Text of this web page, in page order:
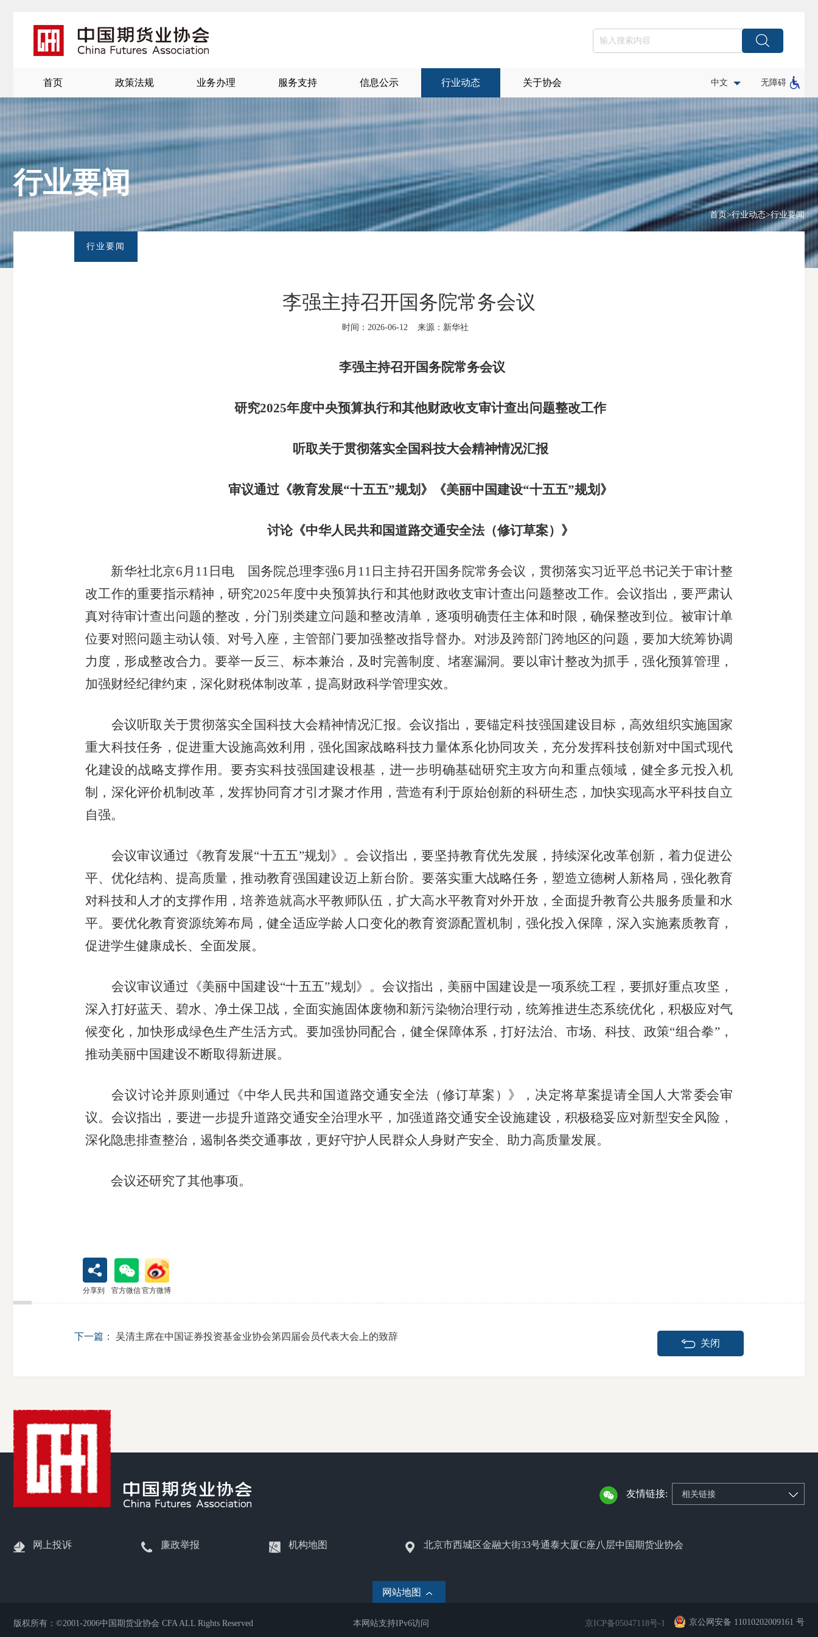
首页 政策法规 业务办理 服务支持 信息公示 行业动态 关于协会 中文 无障碍
行业要闻
首页>行业动态>行业要闻
行业要闻
李强主持召开国务院常务会议
时间：2026-06-12 来源：新华社
李强主持召开国务院常务会议
研究2025年度中央预算执行和其他财政收支审计查出问题整改工作
听取关于贯彻落实全国科技大会精神情况汇报
审议通过《教育发展“十五五”规划》《美丽中国建设“十五五”规划》
讨论《中华人民共和国道路交通安全法（修订草案）》
新华社北京6月11日电 国务院总理李强6月11日主持召开国务院常务会议，贯彻落实习近平总书记关于审计整
改工作的重要指示精神，研究2025年度中央预算执行和其他财政收支审计查出问题整改工作。会议指出，要严肃认
真对待审计查出问题的整改，分门别类建立问题和整改清单，逐项明确责任主体和时限，确保整改到位。被审计单
位要对照问题主动认领、对号入座，主管部门要加强整改指导督办。对涉及跨部门跨地区的问题，要加大统筹协调
力度，形成整改合力。要举一反三、标本兼治，及时完善制度、堵塞漏洞。要以审计整改为抓手，强化预算管理，
加强财经纪律约束，深化财税体制改革，提高财政科学管理实效。
会议听取关于贯彻落实全国科技大会精神情况汇报。会议指出，要锚定科技强国建设目标，高效组织实施国家
重大科技任务，促进重大设施高效利用，强化国家战略科技力量体系化协同攻关，充分发挥科技创新对中国式现代
化建设的战略支撑作用。要夯实科技强国建设根基，进一步明确基础研究主攻方向和重点领域，健全多元投入机
制，深化评价机制改革，发挥协同育才引才聚才作用，营造有利于原始创新的科研生态，加快实现高水平科技自立
自强。
会议审议通过《教育发展“十五五”规划》。会议指出，要坚持教育优先发展，持续深化改革创新，着力促进公
平、优化结构、提高质量，推动教育强国建设迈上新台阶。要落实重大战略任务，塑造立德树人新格局，强化教育
对科技和人才的支撑作用，培养造就高水平教师队伍，扩大高水平教育对外开放，全面提升教育公共服务质量和水
平。要优化教育资源统筹布局，健全适应学龄人口变化的教育资源配置机制，强化投入保障，深入实施素质教育，
促进学生健康成长、全面发展。
会议审议通过《美丽中国建设“十五五”规划》。会议指出，美丽中国建设是一项系统工程，要抓好重点攻坚，
深入打好蓝天、碧水、净土保卫战，全面实施固体废物和新污染物治理行动，统筹推进生态系统优化，积极应对气
候变化，加快形成绿色生产生活方式。要加强协同配合，健全保障体系，打好法治、市场、科技、政策“组合拳”，
推动美丽中国建设不断取得新进展。
会议讨论并原则通过《中华人民共和国道路交通安全法（修订草案）》，决定将草案提请全国人大常委会审
议。会议指出，要进一步提升道路交通安全治理水平，加强道路交通安全设施建设，积极稳妥应对新型安全风险，
深化隐患排查整治，遏制各类交通事故，更好守护人民群众人身财产安全、助力高质量发展。
会议还研究了其他事项。
分享到 官方微信官方微博
下一篇： 吴清主席在中国证券投资基金业协会第四届会员代表大会上的致辞
关闭
友情链接: 相关链接
网上投诉 廉政举报 机构地图 北京市西城区金融大街33号通泰大厦C座八层中国期货业协会
网站地图
版权所有：©2001-2006中国期货业协会 CFA ALL Rights Reserved 本网站支持IPv6访问 京ICP备05047118号-1 京公网安备 11010202009161 号
北
京